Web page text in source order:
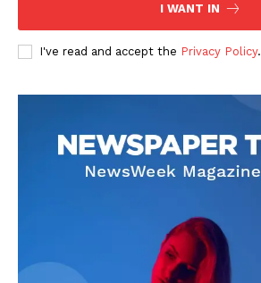
I WANT IN
I've read and accept the Privacy Policy.